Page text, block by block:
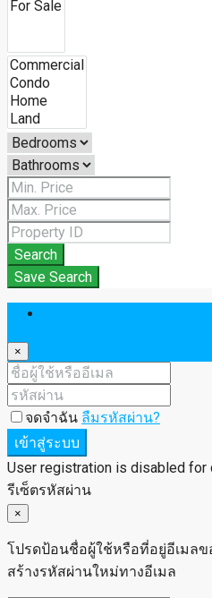
Search
Save Search
×
จดจำฉัน ลืมรหัสผ่าน?
เข้าสู่ระบบ
User registration is disabled for
รีเซ็ตรหัสผ่าน
×
โปรดป้อนชื่อผู้ใช้หรือที่อยู่อีเมล
สร้างรหัสผ่านใหม่ทางอีเมล